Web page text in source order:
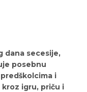
dana secesije,
posebnu
i
igru, priču i